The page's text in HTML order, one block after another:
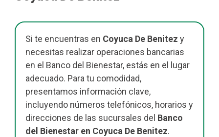
Si te encuentras en Coyuca De Benitez y
necesitas realizar operaciones bancarias
en el Banco del Bienestar, estás en el lugar
adecuado. Para tu comodidad,
presentamos información clave,
incluyendo números telefónicos, horarios y
direcciones de las sucursales del Banco
del Bienestar en Coyuca De Benitez.